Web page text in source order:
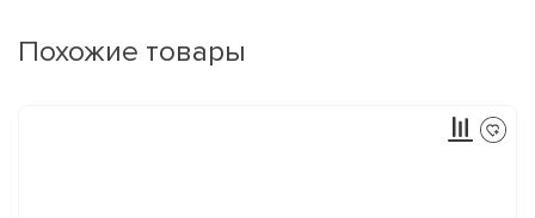
Похожие товары